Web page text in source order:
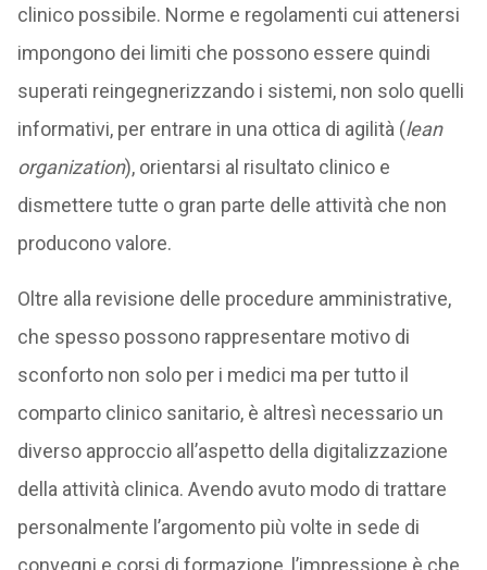
clinico possibile. Norme e regolamenti cui attenersi
impongono dei limiti che possono essere quindi
superati reingegnerizzando i sistemi, non solo quelli
informativi, per entrare in una ottica di agilità (lean
organization), orientarsi al risultato clinico e
dismettere tutte o gran parte delle attività che non
producono valore.
Oltre alla revisione delle procedure amministrative,
che spesso possono rappresentare motivo di
sconforto non solo per i medici ma per tutto il
comparto clinico sanitario, è altresì necessario un
diverso approccio all’aspetto della digitalizzazione
della attività clinica. Avendo avuto modo di trattare
personalmente l’argomento più volte in sede di
convegni e corsi di formazione, l’impressione è che